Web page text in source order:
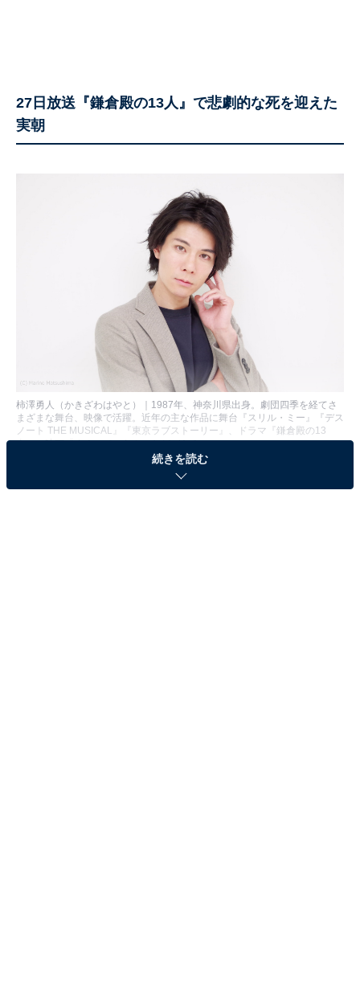
27日放送『鎌倉殿の13人』で悲劇的な死を迎えた
実朝
柿澤勇人（かきざわはやと）｜1987年、神奈川県出身。劇団四季を経てさ
まざまな舞台、映像で活躍。近年の主な作品に舞台『スリル・ミー』『デス
ノート THE MUSICAL』『東京ラブストーリー』、ドラマ『鎌倉殿の13
人』、映画『すくってごらん』などがある。
後半に入ってからの“修羅の道”化がすさまじい大河ドラ
続きを読む